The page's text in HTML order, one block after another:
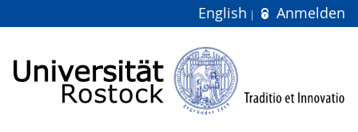
English Anmelden